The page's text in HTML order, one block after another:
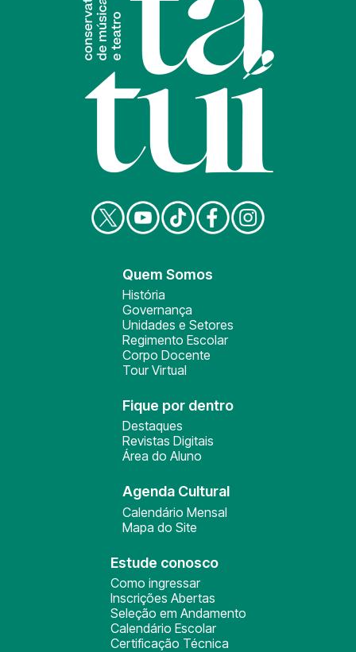
Quem Somos
História
Governança
Unidades e Setores
Regimento Escolar
Corpo Docente
Tour Virtual
Fique por dentro
Destaques
Revistas Digitais
Área do Aluno
Agenda Cultural
Calendário Mensal
Mapa do Site
Estude conosco
Como ingressar
Inscrições Abertas
Seleção em Andamento
Calendário Escolar
Certificação Técnica